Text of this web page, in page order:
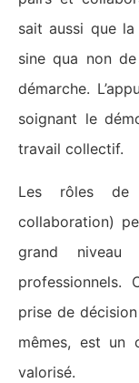
sait aussi que
sine qua non
démarche.
soignant le
travail collectif.
Les rôles de
collaboration)
grand niveau
professionnels.
prise de
mêmes, est un
valorisé.